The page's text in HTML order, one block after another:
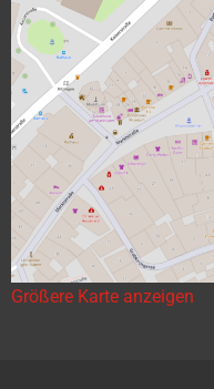
Größere Karte anzeigen